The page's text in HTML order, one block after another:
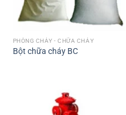
PHÒNG CHÁY - CHỮA CHÁY
Bột chữa cháy BC